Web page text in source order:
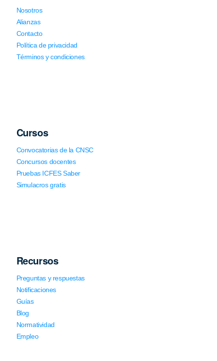
Nosotros
Alianzas
Contacto
Política de privacidad
Términos y condiciones
Cursos
Convocatorias de la CNSC
Concursos docentes
Pruebas ICFES Saber
Simulacros gratis
Recursos
Preguntas y respuestas
Notificaciones
Guías
Blog
Normatividad
Empleo